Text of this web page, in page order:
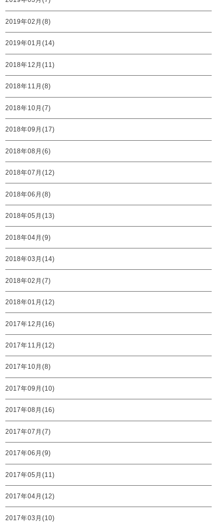
2019年02月(8)
2019年01月(14)
2018年12月(11)
2018年11月(8)
2018年10月(7)
2018年09月(17)
2018年08月(6)
2018年07月(12)
2018年06月(8)
2018年05月(13)
2018年04月(9)
2018年03月(14)
2018年02月(7)
2018年01月(12)
2017年12月(16)
2017年11月(12)
2017年10月(8)
2017年09月(10)
2017年08月(16)
2017年07月(7)
2017年06月(9)
2017年05月(11)
2017年04月(12)
2017年03月(10)